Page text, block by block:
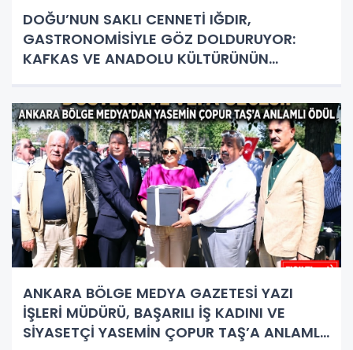
DOĞU’NUN SAKLI CENNETİ IĞDIR,
GASTRONOMİSİYLE GÖZ DOLDURUYOR:
KAFKAS VE ANADOLU KÜLTÜRÜNÜN
ANKARA BÖLGE MEDYA GAZETESİ YAZI
İŞLERİ MÜDÜRÜ, BAŞARILI İŞ KADINI VE
SİYASETÇİ YASEMİN ÇOPUR TAŞ’A ANLAMLI